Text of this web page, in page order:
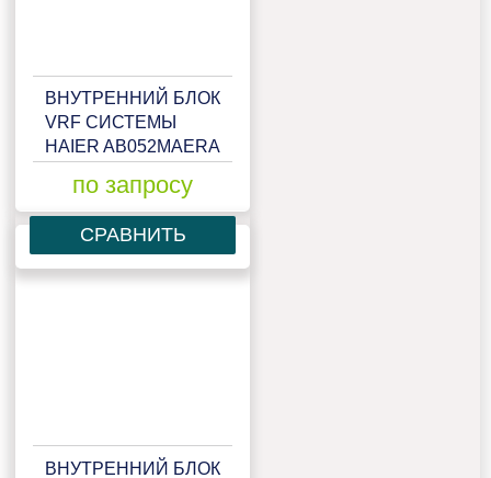
ВНУТРЕННИЙ БЛОК
VRF СИСТЕМЫ
HAIER AB052MAERA
по запросу
СРАВНИТЬ
ВНУТРЕННИЙ БЛОК